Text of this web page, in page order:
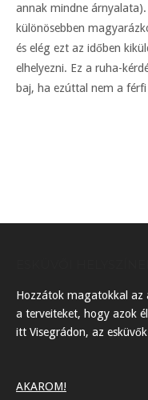
annak mindne
különösebben
és elég ezt az időben
elhelyezni. Ez a ruha-
baj, ha ezúttal nem a
Hozzátok magatokkal az
a terveiteket, hogy azok
itt Visegrádon, az
AKAROM!